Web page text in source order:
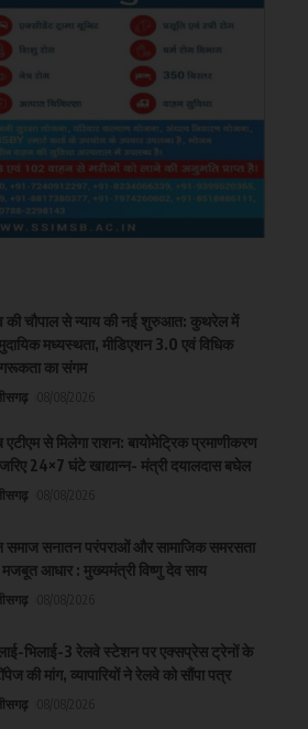
की चौपाल से न्याय की नई शुरुआत: कुथरेल में
मध्यस्थता, मीडिएशन 3.0 एवं विधिक
का संगम
एटीएम से मिलेगा राशन: बायोमेट्रिक प्रमाणीकरण
24×7 घंटे खाद्यान्न- मंत्री दयालदास बघेल
समाज सनातन परंपराओं और सामाजिक समरसता
मजबूत आधार : मुख्यमंत्री विष्णु देव साय
भिलाई-3 रेलवे स्टेशन पर एक्सप्रेस ट्रेनों के
की मांग, व्यापारियों ने रेलवे को सौंपा पत्र